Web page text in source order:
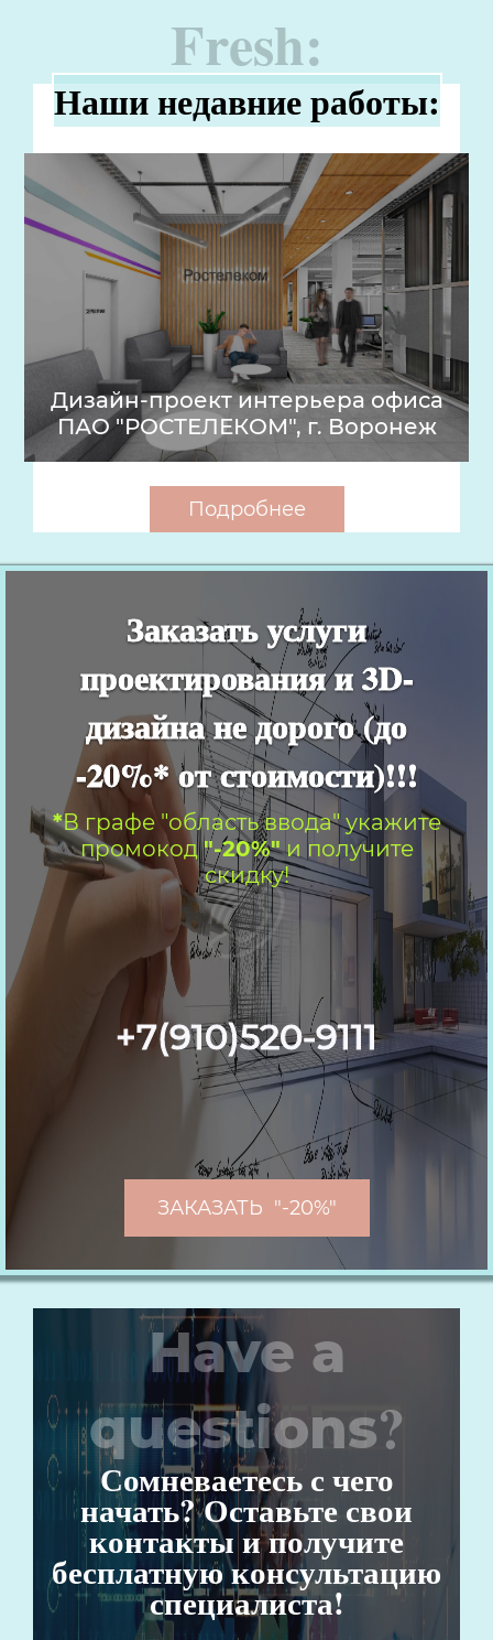
Fresh:
Наши недавние работы:
Дизайн-проект интерьера офиса
ПАО "РОСТЕЛЕКОМ", г. Воронеж
Подробнее
Заказать услуги
проектирования и 3D-
дизайна не дорого (до
-20%* от стоимости)!!!
*В графе "область ввода" укажите
промокод"-20%"и получите
скидку!
+7(910)520-9111
ЗАКАЗАТЬ "-20%"
Have a
questions?
Сомневаетесь с чего
начать? Оставьте свои
контакты и получите
бесплатную консультацию
специалиста!